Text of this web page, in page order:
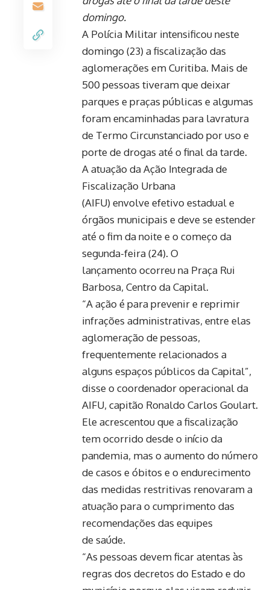
domingo.
A Polícia Militar intensificou neste
domingo (23) a fiscalização das
aglomerações em Curitiba. Mais de
500 pessoas tiveram que deixar
parques e praças públicas e algumas
foram encaminhadas para lavratura
de Termo Circunstanciado por uso e
porte de drogas até o final da tarde.
A atuação da Ação Integrada de
Fiscalização Urbana
(AIFU) envolve efetivo estadual e
órgãos municipais e deve se estender
até o fim da noite e o começo da
segunda-feira (24). O
lançamento ocorreu na Praça Rui
Barbosa, Centro da Capital.
“A ação é para prevenir e reprimir
infrações administrativas, entre elas
aglomeração de pessoas,
frequentemente relacionados a
alguns espaços públicos da Capital”,
disse o coordenador operacional da
AIFU, capitão Ronaldo Carlos Goulart.
Ele acrescentou que a fiscalização
tem ocorrido desde o início da
pandemia, mas o aumento do número
de casos e óbitos e o endurecimento
das medidas restritivas renovaram a
atuação para o cumprimento das
recomendações das equipes
de saúde.
“As pessoas devem ficar atentas às
regras dos decretos do Estado e do